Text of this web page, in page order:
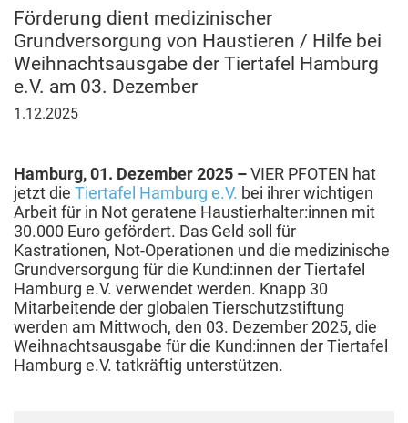
Förderung dient medizinischer
Grundversorgung von Haustieren / Hilfe bei
Weihnachtsausgabe der Tiertafel Hamburg
e.V. am 03. Dezember
1.
1.12.2025
Hamburg, 01. Dezember 2025 –VIER PFOTEN hat
jetzt die Tiertafel Hamburg e.V. bei ihrer wichtigen
Arbeit für in Not geratene Haustierhalter:innen mit
30.000 Euro gefördert. Das Geld soll für
Kastrationen, Not-Operationen und die medizinische
Grundversorgung für die Kund:innen der Tiertafel
Hamburg e.V. verwendet werden. Knapp 30
Mitarbeitende der globalen Tierschutzstiftung
werden am Mittwoch, den 03. Dezember 2025, die
Weihnachtsausgabe für die Kund:innen der Tiertafel
Hamburg e.V. tatkräftig unterstützen.